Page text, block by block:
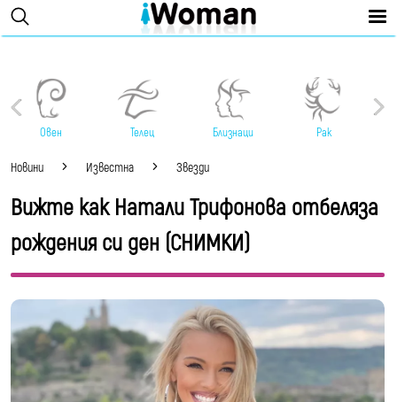
Овен Телец Близнаци Рак
Новини Известна Звезди
Вижте как Натали Трифонова отбеляза
рождения си ден (СНИМКИ)